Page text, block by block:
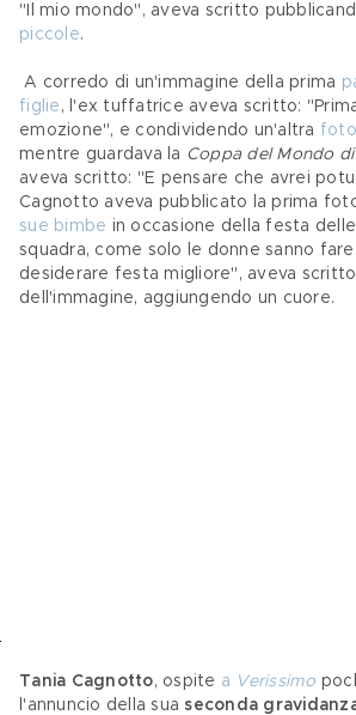
"Il mio mondo", aveva scritto
piccole.
A corredo di un'immagine della prima
figlie , l'ex tuffatrice aveva scritto:
emozione", e condividendo un'altra f
mentre guardava la Coppa del Mondo
aveva scritto: "E pensare che avrei
Cagnotto aveva pubblicato la prima
sue bimbe in occasione della festa
squadra, come solo le donne sanno
desiderare festa migliore", aveva
dell'immagine, aggiungendo un cuore.
Tania Cagnotto, ospite a Verissimo
l'annuncio della sua seconda